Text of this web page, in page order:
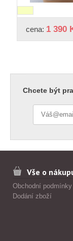
cena: 1 390
Chcete být
Vše o
Obchodní podmínky
Dodání zboží